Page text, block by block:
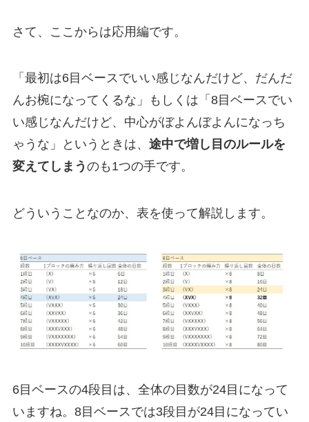
さて、ここからは応用編です。
「最初は6目ベースでいい感じなんだけど、だんだ
んお椀になってくるな」もしくは「8目ベースでい
い感じなんだけど、中心がぼよんぼよんになっち
ゃうな」というときは、 途中で増し目のルールを
変えてしまう のも1つの手です。
どういうことなのか、表を使って解説します。
6目ベースの4段目は、全体の目数が24目になって
いますね。8目ベースでは3段目が24目になってい